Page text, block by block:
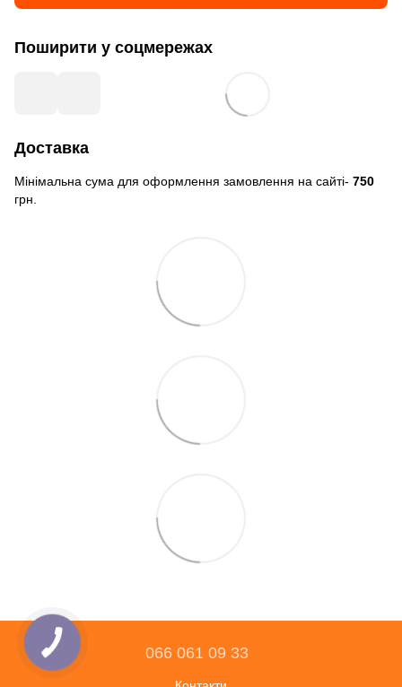
Поширити у соцмережах
Доставка
Мінімальна сума для оформлення замовлення на сайті- 750
грн.
066 061 09 33